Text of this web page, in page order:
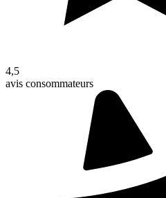
4,5
avis consommateurs